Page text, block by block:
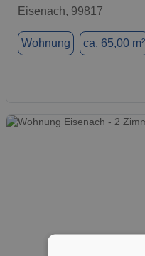
Eisenach, 99817
Wohnung ca. 65,00 m²